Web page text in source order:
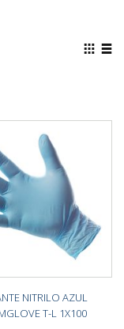
View
NITRILO AZUL
T-L 1X100